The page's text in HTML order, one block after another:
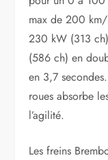
max de 200 km/
230 kW (313
(586 ch) en
en 3,7
roues absorbe
l’agilité.
Les freins